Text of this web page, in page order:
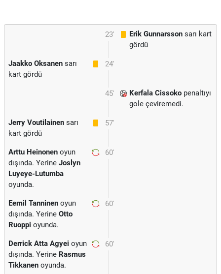
23' Erik Gunnarsson sarı kart
gördü
24'
Jaakko Oksanen sarı
kart gördü
45' Kerfala Cissoko penaltıyı
gole çeviremedi.
57'
Jerry Voutilainen sarı
kart gördü
60'
Arttu Heinonen oyun
dışında. Yerine Joslyn
Luyeye-Lutumba
oyunda.
60'
Eemil Tanninen oyun
dışında. Yerine Otto
Ruoppi oyunda.
60'
Derrick Atta Agyei oyun
dışında. Yerine Rasmus
Tikkanen oyunda.